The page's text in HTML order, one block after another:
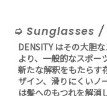
Sunglasses /
DENSITY はその大胆
より、一般的なスポー
新たな解釈をもたらす
ザイン、滑りにくいノ
は髪へのもつれを解消